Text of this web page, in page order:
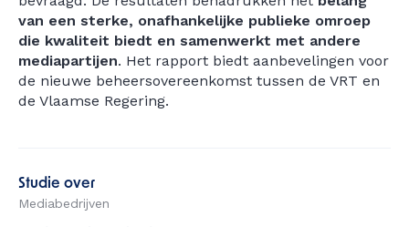
van een sterke, onafhankelijke publieke omroep
die kwaliteit biedt en samenwerkt met andere
mediapartijen. Het rapport biedt aanbevelingen voor
de nieuwe beheersovereenkomst tussen de VRT en
de Vlaamse Regering.
Studie over
Mediabedrijven